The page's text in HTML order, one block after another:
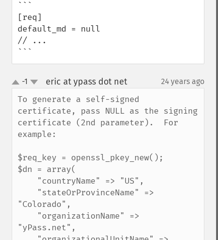
```
[req]
default_md = null
// ...
```
up
down
-1 eric at ypass dot net¶ 24 years ago
To generate a self-signed
certificate, pass NULL as the signing
certificate (2nd parameter).  For
example:
$req_key = openssl_pkey_new();
$dn = array(
"Colorado",
"yPass.net",